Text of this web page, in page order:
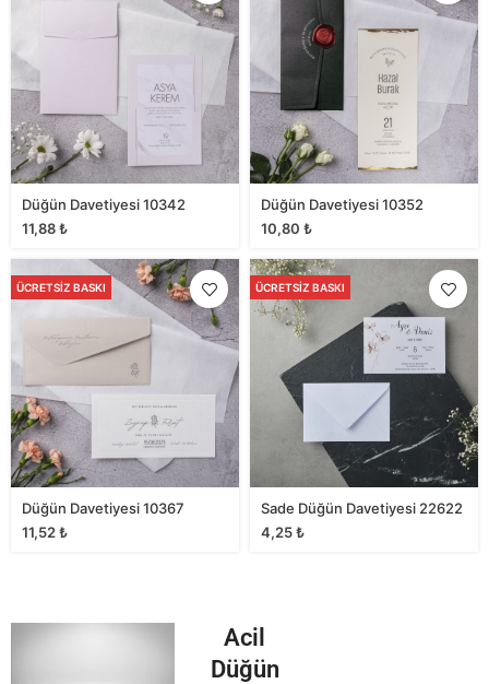
Düğün Davetiyesi 10342
11,88₺
Düğün Davetiyesi 10352
10,80 ₺
ÜCRETSIZ BASKI
Düğün Davetiyesi 10367
11,52₺
ÜCRETSIZ BASKI
Sade Düğün Davetiyesi 22622
4,25₺
Acil
Düğün